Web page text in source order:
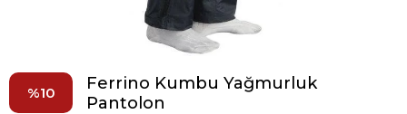
10
Ferrino Kumbu Yağmurluk
Pantolon